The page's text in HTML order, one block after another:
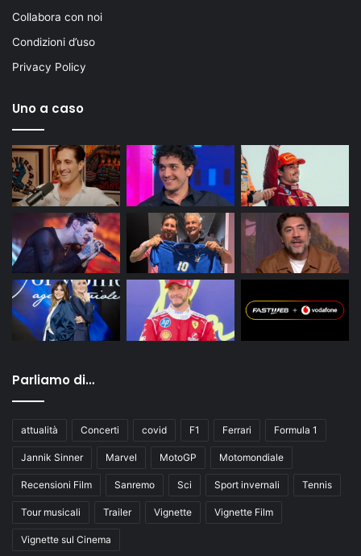
Collabora con noi
Condizioni d’uso
Privacy Policy
Uno a caso
Parliamo di…
attualità Concerti covid F1 Ferrari Formula 1
Jannik Sinner Marvel MotoGP Motomondiale
Recensioni Film Sanremo Sci Sport invernali Tennis
Tour musicali Trailer Vignette Vignette Film
Vignette sul Cinema